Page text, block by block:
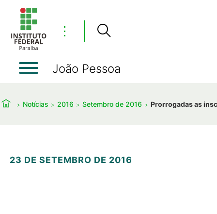
⋮
João Pessoa
Notícias 2016 Setembro de 2016 Prorrogadas as
23 DE SETEMBRO DE 2016